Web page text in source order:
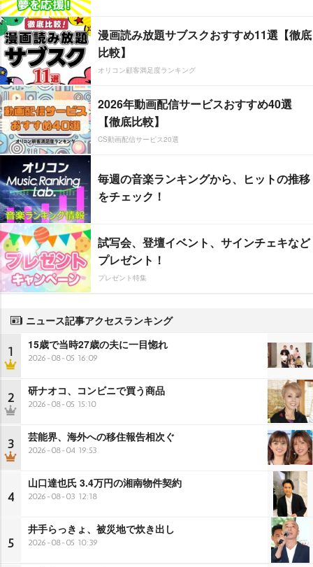
漫画読み放題サブスクおすすめ11選【徹底
比較】
オリコン顧客満足度ランキング
2026年動画配信サービスおすすめ40選
【徹底比較】
CS動画配信サービス20選
毎週の音楽ランキングから、ヒットの推移
をチェック！
試写会、登壇イベント、サインチェキなど
プレゼント！
プレゼント特集
ニュース記事アクセスランキング
1 15歳で当時27歳の夫に一目惚れ
2026-08-05 16:09
2 研ナオコ、コンビニで買う商品
2026-08-05 15:10
3 芸能界、海外への移住報告相次ぐ
2026-08-04 19:53
4
山口達也氏 3.4万円の湘南物件契約
2026-08-03 12:18
5
井手らっきょ、被災地で炊き出し
2026-08-05 10:39